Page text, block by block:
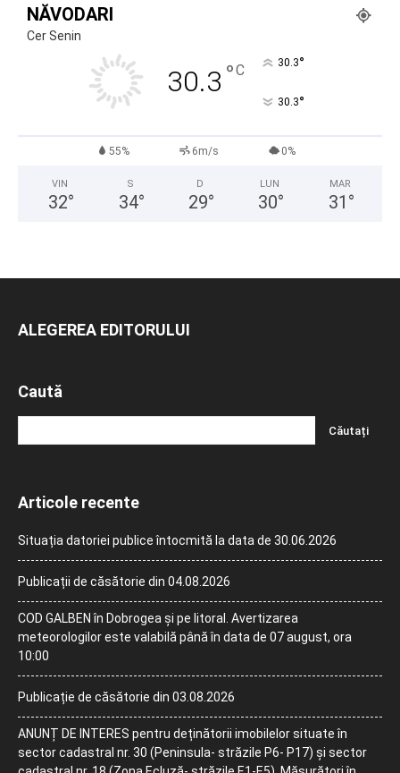
NĂVODARI
Cer Senin
30.3 °C 30.3°
30.3°
55% 6m/s 0%
VIN
32°
S
34°
D
29°
LUN
30°
MAR
31 °
ALEGEREA EDITORULUI
Caută
Articole recente
Situația datoriei publice întocmită la data de 30.06.2026
Publicații de căsătorie din 04.08.2026
COD GALBEN în Dobrogea și pe litoral. Avertizarea
meteorologilor este valabilă până în data de 07 august, ora
10:00
Publicație de căsătorie din 03.08.2026
ANUNȚ DE INTERES pentru deținătorii imobilelor situate în
sector cadastral nr. 30 (Peninsula- străzile P6- P17) și sector